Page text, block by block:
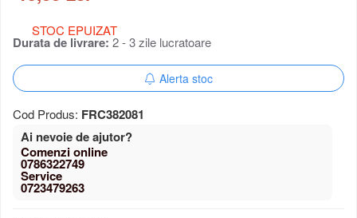
Antifurt bicicleta
Cosuri bicicleta
Pompa bicicleta
Produse intretinere bicicleta
Accesorii biciclete copii
Claxon bicicleta
Bidoane si suporti bicicleta
Suport telefon bicicleta
Oglinzi bicicleta
STOC EPUIZAT
Durata de livrare: 2 - 3 zile lucratoare
Alerta stoc
Cod Produs: FRC382081
Ai nevoie de ajutor?
0786322749
0723479263